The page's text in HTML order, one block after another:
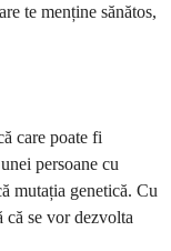
te menține sănătos,
care poate fi
persoane cu
mutația genetică. Cu
că se vor dezvolta